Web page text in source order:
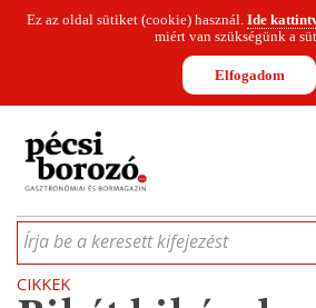
Ez az oldal sütiket (cookie) használ. Ide
miért van szükségünk a
Elfogadom
CIKKEKHÍREKINFOGRAFIKÁK
Írja be a keresett kifejezést
CIKKEK